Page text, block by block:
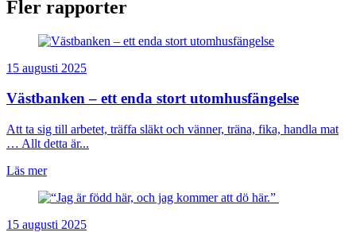
Fler rapporter
15 augusti 2025
Västbanken – ett enda stort utomhusfängelse
Att ta sig till arbetet, träffa släkt och vänner, träna, fika, handla mat
… Allt detta är...
Läs mer
15 augusti 2025